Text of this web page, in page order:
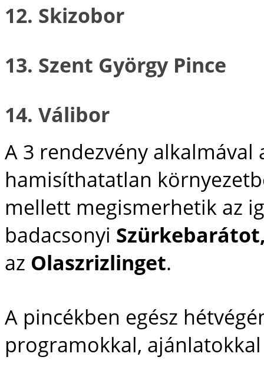
12. Skizobor
13. Szent György Pince
14. Válibor
A 3 rendezvény
hamisíthatatlan
mellett megismerhetik az
badacsonyi
az Olaszrizlinget.
A pincékben egész
programokkal,